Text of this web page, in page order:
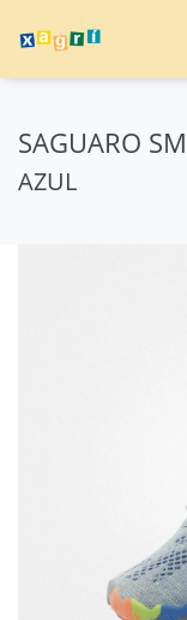
SAGUARO
AZUL